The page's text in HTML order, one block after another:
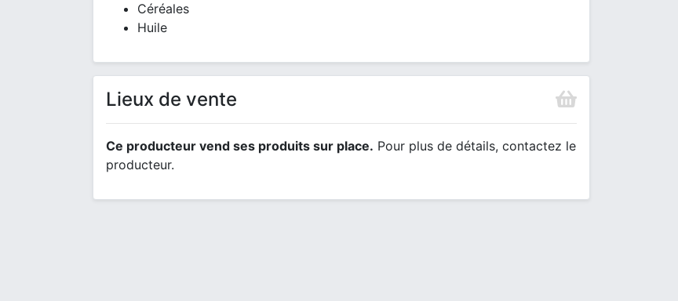
Céréales
Huile
Lieux de vente
Ce producteur vend ses produits sur place. Pour plus de détails, contactez le
producteur.